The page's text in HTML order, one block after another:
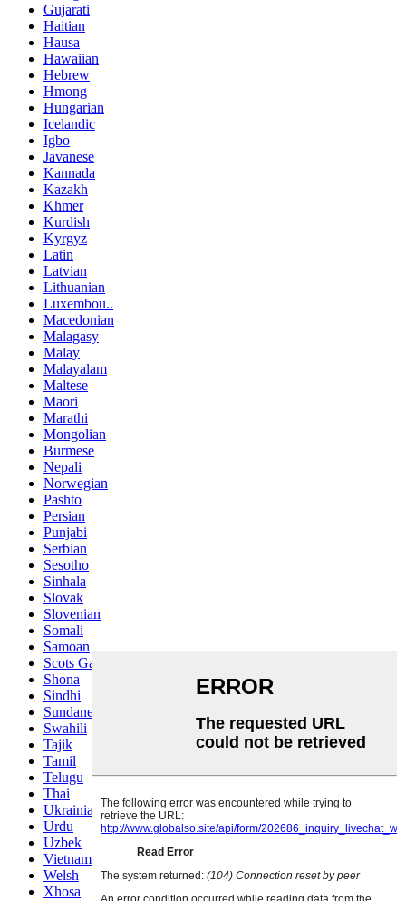
Gujarati
Haitian
Hausa
Hawaiian
Hebrew
Hmong
Hungarian
Icelandic
Igbo
Javanese
Kannada
Kazakh
Khmer
Kurdish
Kyrgyz
Latin
Latvian
Lithuanian
Luxembou..
Macedonian
Malagasy
Malay
Malayalam
Maltese
Maori
Marathi
Mongolian
Burmese
Nepali
Norwegian
Pashto
Persian
Punjabi
Serbian
Sesotho
Sinhala
Slovak
Slovenian
Somali
Samoan
Scots Gaelic
Shona
Sindhi
Sundanese
Swahili
Tajik
Tamil
Telugu
Thai
Ukrainian
Urdu
Uzbek
Vietnamese
Welsh
Xhosa